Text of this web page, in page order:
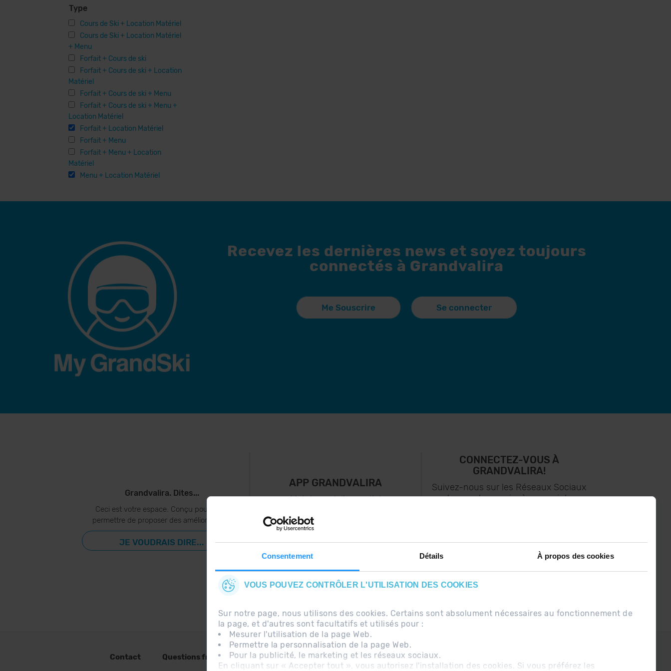
Consentement Détails À propos des cookies
VOUS POUVEZ CONTRÔLER L'UTILISATION DES COOKIES
Sur notre page, nous utilisons des cookies. Certains sont absolument nécessaires au fonctionnement de
la page, et d'autres sont facultatifs et utilisés pour :
Mesurer l'utilisation de la page Web.
Permettre la personnalisation de la page Web.
Pour la publicité, le marketing et les réseaux sociaux.
En cliquant sur « Accepter tout », vous autorisez l'installation des cookies. Si vous préférez les
Type
Cours de Ski + Location Matériel
Cours de Ski + Location Matériel
+ Menu
Forfait + Cours de ski
Forfait + Cours de ski + Location
Matériel
Forfait + Cours de ski + Menu
Forfait + Cours de ski + Menu +
Location Matériel
Forfait + Location Matériel
Forfait + Menu
Forfait + Menu + Location
Matériel
Menu + Location Matériel
Recevez les dernières news et soyez toujours
connectés à Grandvalira
Me Souscrire Se connecter
Grandvalira. Dites...
Ceci est votre espace. Conçu pour vous
permettre de proposer des améliorations..
JE VOUDRAIS DIRE...
APP GRANDVALIRA
Maintenant, l'essentiel
CONNECTEZ-VOUS À
GRANDVALIRA!
Suivez-nous sur les Réseaux Sociaux
et soyez le premier à recevoir les
Contact Questions fréquentes Avis légal Information complémentaire RGPDUE